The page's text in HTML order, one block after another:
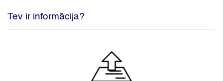
Tev ir informācija?